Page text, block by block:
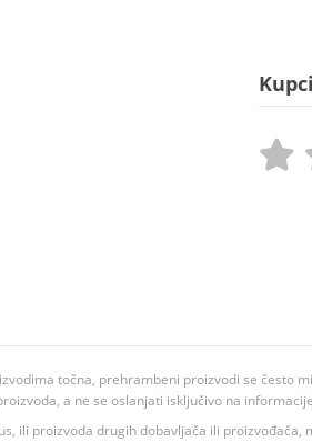
točna, prehrambeni proizvodi se
a ne se oslanjati isključivo na
ili proizvoda drugih dobavljača ili